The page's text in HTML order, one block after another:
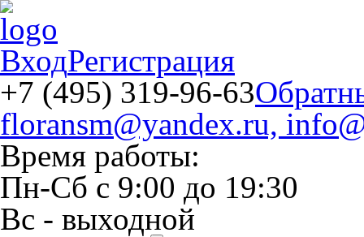
ВходРегистрация
+7 (495) 319-96-63
floransm@yandex.ru,
Время работы:
Пн-Сб с 9:00 до 19:30
Вс - выходной